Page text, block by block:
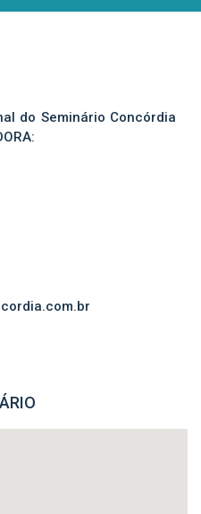
do Seminário Concórdia